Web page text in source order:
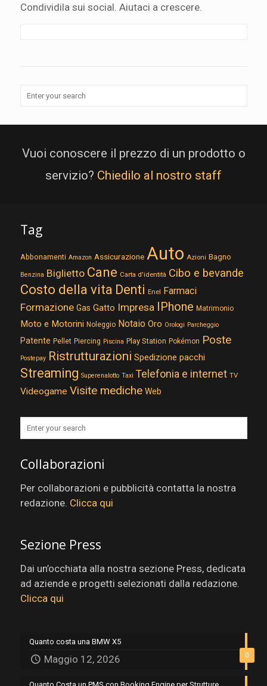
Condividila sui social. Aiutaci a crescere.
Vuoi conoscere il prezzo di un prodotto o
servizio? Chiedilo al nostro staff
Tag
Abbonamenti Amazon Assicurazione Auto Azioni Bagno
Benzina Biglietto Cane Carta d'identità Cibo e bevande
Costo della vita Denti Enel Farmaci
Formazione Gas Gatto Impresa IPhone Matrimonio
Moto e Motorini Noleggio Notaio Oro Orologi Parcheggio
Patente Pellet Piercing Piscina Play Station Pokémon Poste
Postepay Ristrutturazioni Spedizione pacchi
Streaming Superenalotto Taxi Telefonia e internet TV
Videogame Visite mediche Web
Collaborazioni
Per collaborazioni e pubblicità contatta la nostra
redazione. Clicca qui
Sezione Press
Dai un’occhiata alla nostra sezione Press, dedicata
ad aziende e progetti selezionati dalla redazione.
Clicca qui
0
Quanto costa una BMW X5
Maggio 12, 2026